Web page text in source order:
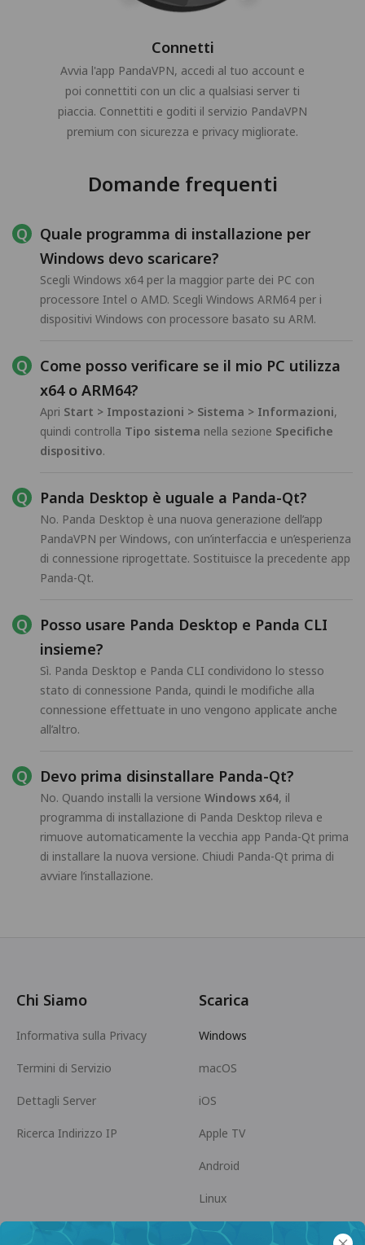
Connetti
Avvia l'app PandaVPN, accedi al tuo account e
poi connettiti con un clic a qualsiasi server ti
piaccia. Connettiti e goditi il servizio PandaVPN
premium con sicurezza e privacy migliorate.
Domande frequenti
Quale programma di installazione per
Windows devo scaricare?
Scegli Windows x64 per la maggior parte dei PC con
processore Intel o AMD. Scegli Windows ARM64 per i
dispositivi Windows con processore basato su ARM.
Come posso verificare se il mio PC utilizza
x64 o ARM64?
Apri Start > Impostazioni > Sistema > Informazioni,
quindi controlla Tipo sistema nella sezione Specifiche
dispositivo.
Panda Desktop è uguale a Panda-Qt?
No. Panda Desktop è una nuova generazione dell’app
PandaVPN per Windows, con un’interfaccia e un’esperienza
di connessione riprogettate. Sostituisce la precedente app
Panda-Qt.
Posso usare Panda Desktop e Panda CLI
insieme?
Sì. Panda Desktop e Panda CLI condividono lo stesso
stato di connessione Panda, quindi le modifiche alla
connessione effettuate in uno vengono applicate anche
all’altro.
Devo prima disinstallare Panda-Qt?
No. Quando installi la versione Windows x64, il
programma di installazione di Panda Desktop rileva e
rimuove automaticamente la vecchia app Panda-Qt prima
di installare la nuova versione. Chiudi Panda-Qt prima di
avviare l’installazione.
Chi Siamo
Informativa sulla Privacy
Termini di Servizio
Dettagli Server
Ricerca Indirizzo IP
Scarica
Windows
macOS
iOS
Apple TV
Android
Linux
Android TV